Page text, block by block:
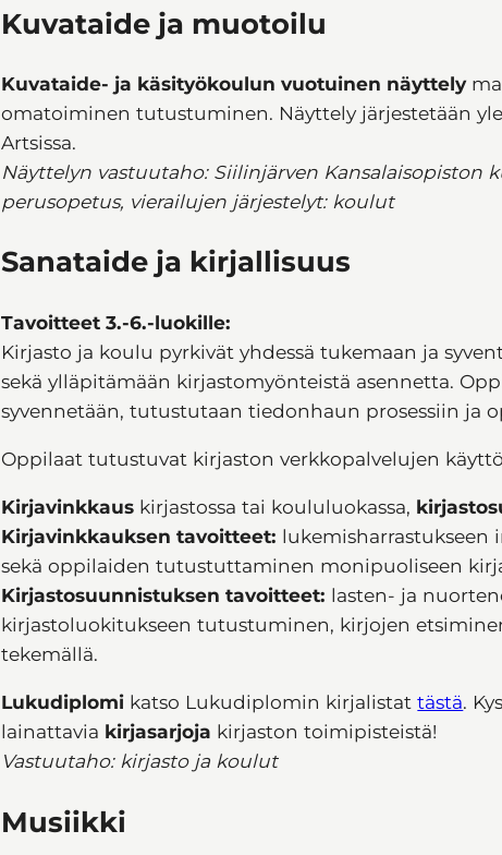
Kuvataide ja muotoilu
Kuvataide- ja käsityökoulun vuotuinen näyttely
omatoiminen tutustuminen. Näyttely järjestetään
Artsissa.
Näyttelyn vastuutaho: Siilinjärven Kansalaisopiston
perusopetus, vierailujen järjestelyt: koulut
Sanataide ja kirjallisuus
Tavoitteet 3.-6.-luokille:
Kirjasto ja koulu pyrkivät yhdessä tukemaan ja
sekä ylläpitämään kirjastomyönteistä asennetta.
syvennetään, tutustutaan tiedonhaun prosessiin ja
Oppilaat tutustuvat kirjaston verkkopalvelujen
Kirjavinkkaus kirjastossa tai koululuokassa,
Kirjavinkkauksen tavoitteet: lukemisharrastukseen
sekä oppilaiden tutustuttaminen monipuoliseen
Kirjastosuunnistuksen tavoitteet: lasten- ja
kirjastoluokitukseen tutustuminen, kirjojen
tekemällä.
Lukudiplomi katso Lukudiplomin kirjalistattästä.
lainattavia kirjasarjoja kirjaston toimipisteistä!
Vastuutaho: kirjasto ja koulut
Musiikki